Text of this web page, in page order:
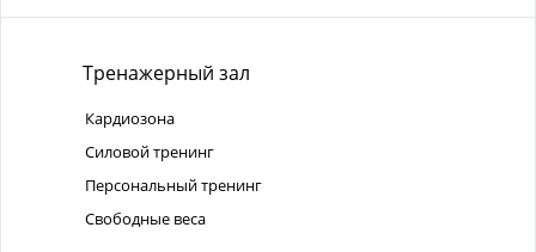
Тренажерный зал
Кардиозона
Силовой тренинг
Персональный тренинг
Свободные веса